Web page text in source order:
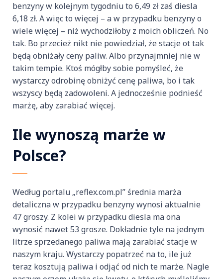
benzyny w kolejnym tygodniu to 6,49 zł zaś diesla
6,18 zł. A więc to więcej – a w przypadku benzyny o
wiele więcej – niż wychodziłoby z moich obliczeń. No
tak. Bo przecież nikt nie powiedział, że stacje ot tak
będą obniżały ceny paliw. Albo przynajmniej nie w
takim tempie. Ktoś mógłby sobie pomyśleć, że
wystarczy odrobinę obniżyć cenę paliwa, bo i tak
wszyscy będą zadowoleni. A jednocześnie podnieść
marżę, aby zarabiać więcej.
Ile wynoszą marże w
Polsce?
Według portalu „reflex.com.pl” średnia marża
detaliczna w przypadku benzyny wynosi aktualnie
47 groszy. Z kolei w przypadku diesla ma ona
wynosić nawet 53 grosze. Dokładnie tyle na jednym
litrze sprzedanego paliwa mają zarabiać stacje w
naszym kraju. Wystarczy popatrzeć na to, ile już
teraz kosztują paliwa i odjąć od nich te marże. Nagle